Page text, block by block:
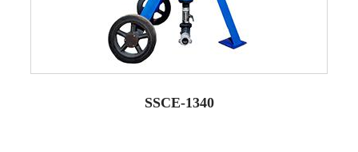
SSCE-1340